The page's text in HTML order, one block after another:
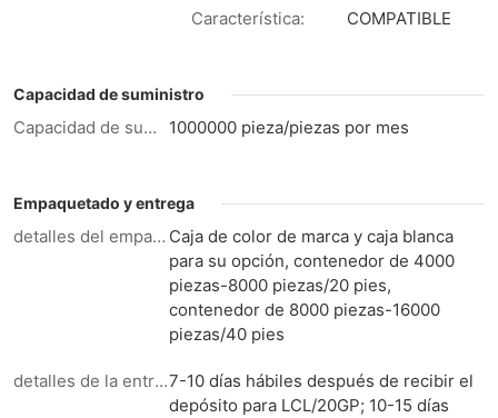
Característica: COMPATIBLE
Capacidad de suministro
Capacidad de suministro: 1000000 pieza/piezas por mes
Empaquetado y entrega
detalles del empaque Caja de color de marca y caja blanca
para su opción, contenedor de 4000
piezas-8000 piezas/20 pies,
contenedor de 8000 piezas-16000
piezas/40 pies
detalles de la entrega7-10 días hábiles después de recibir el
depósito para LCL/20GP; 10-15 días